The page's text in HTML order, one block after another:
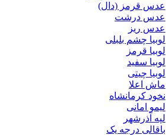
عدس قرمز (دال)
عدس درشت
عدس ریز
لوبیا چشم بلبلی
لوبیا قرمز
لوبیا سفید
لوبیا چیتی
ماش اعلا
نخود کرمانشاه
لیمو امانی
لپه آذرشهر
باقالی درجه یک